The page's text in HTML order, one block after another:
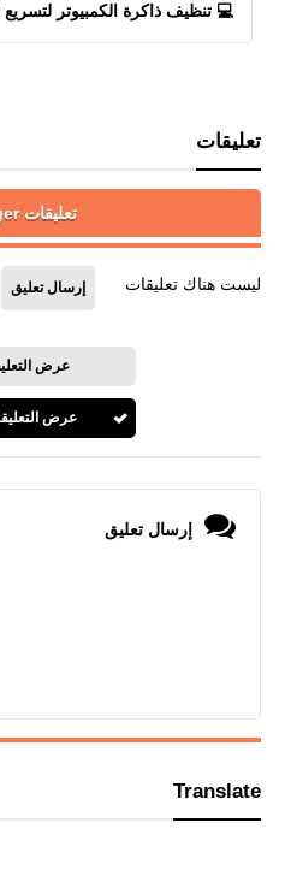
💻 تنظيف ذاكرة الكمبيوتر
تعليقات
تعليقات Blogger
ليست هناك تعليقات إرسال تعليق
عرض
عرض
إرسال تعليق
Translate